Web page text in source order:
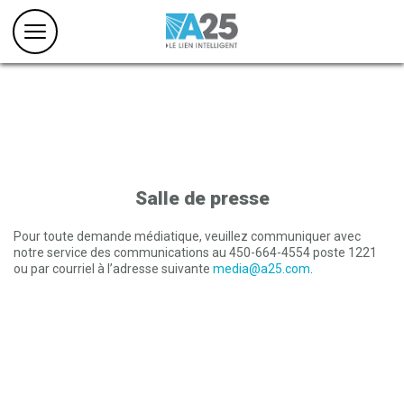
Salle de presse
Pour toute demande médiatique, veuillez communiquer avec
notre service des communications au 450-664-4554 poste 1221
ou par courriel à l’adresse suivante media@a25.com